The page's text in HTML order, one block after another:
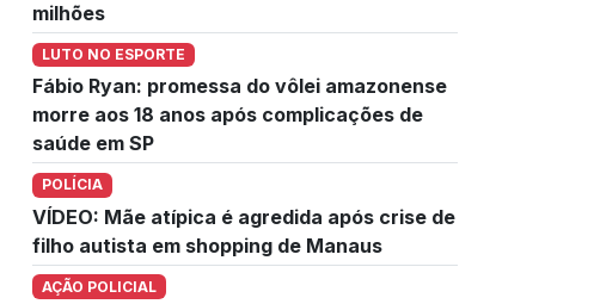
milhões
LUTO NO ESPORTE
Fábio Ryan: promessa do vôlei amazonense
morre aos 18 anos após complicações de
saúde em SP
POLÍCIA
VÍDEO: Mãe atípica é agredida após crise de
filho autista em shopping de Manaus
AÇÃO POLICIAL